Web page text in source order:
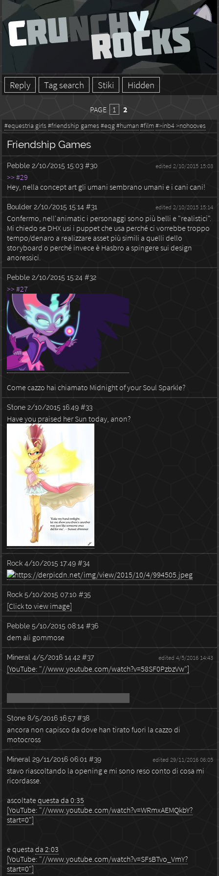
Reply Tag search Stiki Hidden
PAGE 1 2
#equestria girls #friendship games #eqg#human#film#>inb4 >nohooves
Friendship Games
Pebble 2/10/2015 15:03 #30 edited 2/10/2015 15:03
>> #29
Hey, nella concept art gli umani sembrano umani e i cani cani!
Boulder 2/10/2015 15:14 #31 edited 2/10/2015 15:14
Confermo, nell'animatic i personaggi sono più belli e "realistici".
Mi chiedo se DHX usi i puppet che usa perché ci vorrebbe troppo
tempo/denaro a realizzare asset più simili a quelli dello
storyboard o perché invece è Hasbro a spingere sui design
anoressici.
Pebble 2/10/2015 15:24 #32
>> #27
Come cazzo hai chiamato Midnight of your Soul Sparkle?
Stone 2/10/2015 16:49 #33
Have you praised her Sun today, anon?
Rock 4/10/2015 17:49 #34
Rock 5/10/2015 07:10 #35
[Click to view image]
Pebble 5/10/2015 08:14 #36
dem ali gommose
Mineral 4/5/2016 14:42 #37 edited 4/5/2016 14:43
[YouTube: "//www.youtube.com/watch?v=58SF0PzbzVw"]
Stone 8/5/2016 16:57 #38
ancora non capisco da dove han tirato fuori la cazzo di
motocross
Mineral 29/11/2016 06:01 #39 edited 29/11/2016 06:05
stavo riascoltando la opening e mi sono reso conto di cosa mi
ricordasse.
ascoltatequesta da 0:35
[YouTube: "//www.youtube.com/watch?v=WRmxAEMQkbY?
start=0"]
e questada 2:03
[YouTube: "//www.youtube.com/watch?v=SFsBTvo_VmY?
start=0"]